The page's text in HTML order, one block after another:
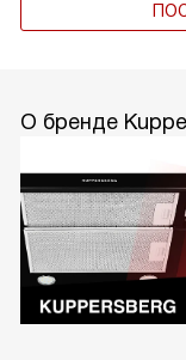
О бренде